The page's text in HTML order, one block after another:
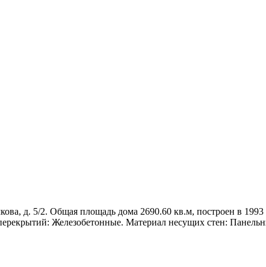
д. 5/2. Общая площадь дома 2690.60 кв.м, построен в
Железобетонные. Материал несущих стен: